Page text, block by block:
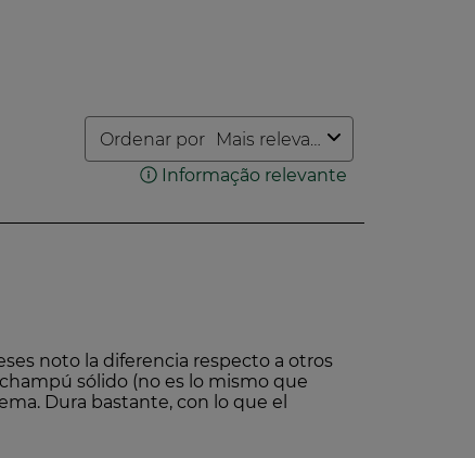
com 24 marcas